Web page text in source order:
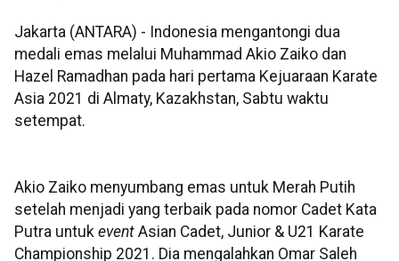
Jakarta (ANTARA) - Indonesia mengantongi dua
medali emas melalui Muhammad Akio Zaiko dan
Hazel Ramadhan pada hari pertama Kejuaraan Karate
Asia 2021 di Almaty, Kazakhstan, Sabtu waktu
setempat.
Akio Zaiko menyumbang emas untuk Merah Putih
setelah menjadi yang terbaik pada nomor Cadet Kata
Putra untuk event Asian Cadet, Junior & U21 Karate
Championship 2021. Dia mengalahkan Omar Saleh